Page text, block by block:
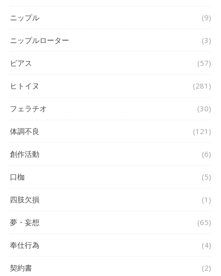
ニップル (9)
ニップルローター (3)
ピアス (57)
ヒトイヌ (281)
フェラチオ (30)
体調不良 (121)
創作活動 (6)
口枷 (5)
四肢欠損 (1)
夢・妄想 (65)
奉仕行為 (4)
契約書 (2)